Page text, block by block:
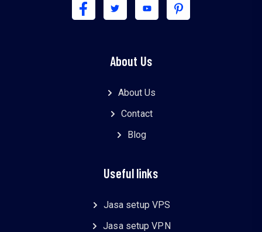
About Us
About Us
Contact
Blog
Useful links
Jasa setup VPS
Jasa setup VPN